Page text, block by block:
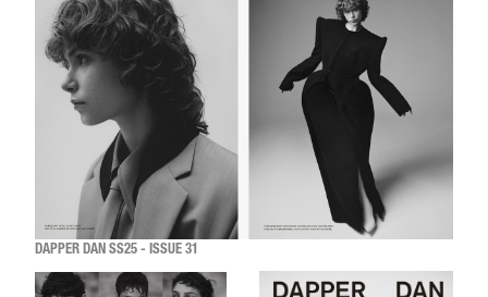
DAPPER DAN SS25 - ISSUE 31